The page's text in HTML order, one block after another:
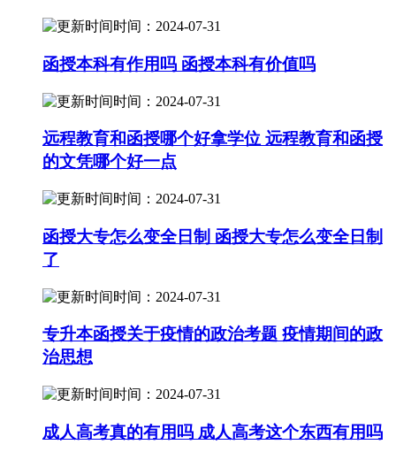
时间：2024-07-31
函授本科有作用吗 函授本科有价值吗
时间：2024-07-31
远程教育和函授哪个好拿学位 远程教育和函授
的文凭哪个好一点
时间：2024-07-31
函授大专怎么变全日制 函授大专怎么变全日制
了
时间：2024-07-31
专升本函授关于疫情的政治考题 疫情期间的政
治思想
时间：2024-07-31
成人高考真的有用吗 成人高考这个东西有用吗